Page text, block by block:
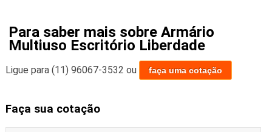
Para saber mais sobre Armário
Multiuso Escritório Liberdade
Ligue para (11) 96067-3532 ou faça uma cotação
Faça sua cotação